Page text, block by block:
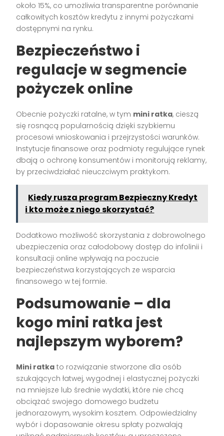
około 15%, co umożliwia transparentne porównanie
całkowitych kosztów kredytu z innymi pożyczkami
dostępnymi na rynku.
Bezpieczeństwo i
regulacje w segmencie
pożyczek online
Obecnie pożyczki ratalne, w tym mini ratka, cieszą
się rosnącą popularnością dzięki szybkiemu
procesowi wnioskowania i przejrzystości warunków.
Instytucje finansowe oraz podmioty regulujące rynek
dbają o ochronę konsumentów i monitorują reklamy,
by przeciwdziałać nieuczciwym praktykom.
Kiedy rusza program Bezpieczny Kredyt
i kto może z niego skorzystać?
Dodatkowo możliwość skorzystania z dobrowolnego
ubezpieczenia oraz całodobowy dostęp do infolinii i
konsultacji online wpływają na poczucie
bezpieczeństwa korzystających ze wsparcia
finansowego w tej formie.
Podsumowanie – dla
kogo mini ratka jest
najlepszym wyborem?
Mini ratka to rozwiązanie stworzone dla osób
szukających łatwej, wygodnej i elastycznej pożyczki
na mniejsze lub średnie wydatki, które nie chcą
obciążać swojego domowego budżetu
jednorazowym, wysokim kosztem. Odpowiedzialny
wybór i dopasowanie okresu spłaty pozwalają